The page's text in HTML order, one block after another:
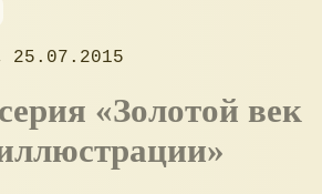
25.07.2015